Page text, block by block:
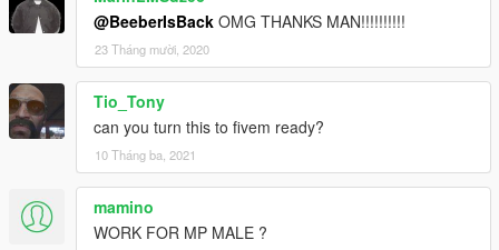
@BeeberIsBack OMG THANKS MAN!!!!!!!!!!
23 Tháng mười, 2020
Tio_Tony
can you turn this to fivem ready?
10 Tháng ba, 2021
mamino
WORK FOR MP MALE ?